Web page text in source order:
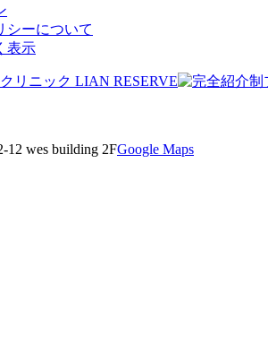
シーについて
表示
wes building 2FGoogle Maps